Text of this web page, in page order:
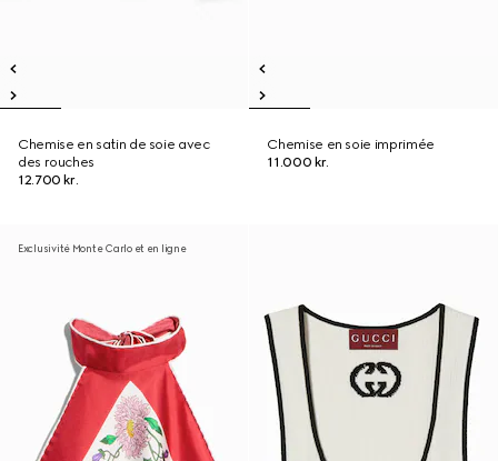
Chemise en satin de soie avec
des rouches
12.700 kr.
Chemise en soie imprimée
11.000 kr.
Exclusivité Monte Carlo et en ligne